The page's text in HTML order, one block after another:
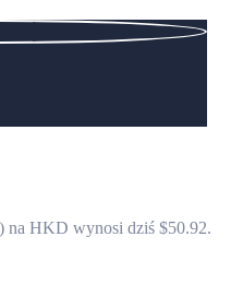
na HKD wynosi dziś $50.92.